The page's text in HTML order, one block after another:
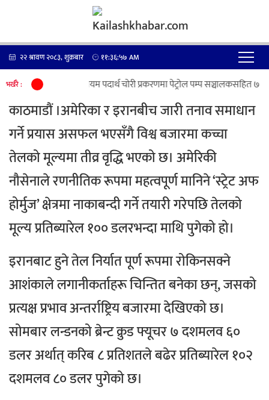
२२ श्रावण २०८३, शुक्रबार ११:३६:५८ AM
भर्खरै : पेट्रोलियम पदार्थ चोरी प्रकरणमा पेट्रोल पम्प सञ्चालकसहित ७
काठमाडौं ।अमेरिका र इरानबीच जारी तनाव समाधान
गर्ने प्रयास असफल भएसँगै विश्व बजारमा कच्चा
तेलको मूल्यमा तीव्र वृद्धि भएको छ। अमेरिकी
नौसेनाले रणनीतिक रूपमा महत्वपूर्ण मानिने ‘स्ट्रेट अफ
होर्मुज’ क्षेत्रमा नाकाबन्दी गर्ने तयारी गरेपछि तेलको
मूल्य प्रतिब्यारेल १०० डलरभन्दा माथि पुगेको हो।
इरानबाट हुने तेल निर्यात पूर्ण रूपमा रोकिनसक्ने
आशंकाले लगानीकर्ताहरू चिन्तित बनेका छन्, जसको
प्रत्यक्ष प्रभाव अन्तर्राष्ट्रिय बजारमा देखिएको छ।
सोमबार लन्डनको ब्रेन्ट क्रुड फ्यूचर ७ दशमलव ६०
डलर अर्थात् करिब ८ प्रतिशतले बढेर प्रतिब्यारेल १०२
दशमलव ८० डलर पुगेको छ।